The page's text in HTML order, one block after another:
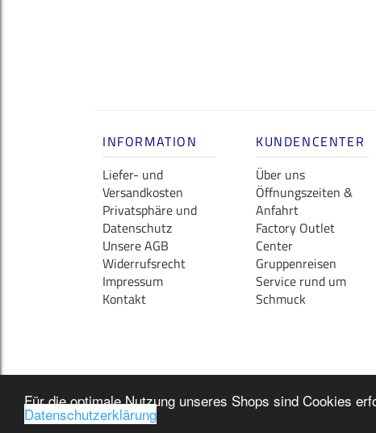
Für die optimale Nutzung unseres Shops sind Cookies
Datenschutzerklärung
INFORMATION
Liefer- und
Versandkosten
Privatsphäre und
Datenschutz
Unsere AGB
Widerrufsrecht
Impressum
Kontakt
KUNDENCENTER
Über uns
Öffnungszeiten &
Anfahrt
Factory Outlet
Center
Gruppenreisen
Service rund um
Schmuck
Copyright © 2026